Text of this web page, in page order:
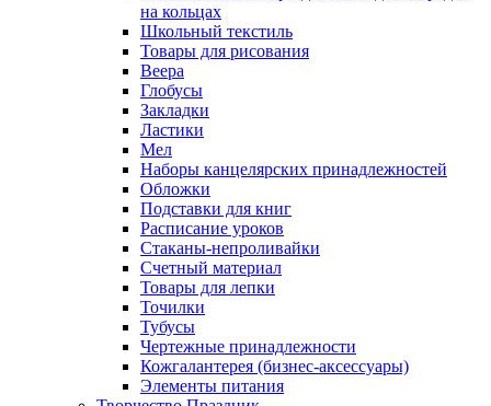
на кольцах
Школьный текстиль
Товары для рисования
Веера
Глобусы
Закладки
Ластики
Мел
Наборы канцелярских принадлежностей
Обложки
Подставки для книг
Расписание уроков
Стаканы-непроливайки
Счетный материал
Товары для лепки
Точилки
Тубусы
Чертежные принадлежности
Кожгалантерея (бизнес-аксессуары)
Элементы питания